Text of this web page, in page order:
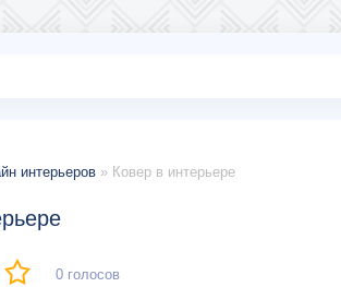
интерьеров » Ковер в интерьере
0 голосов